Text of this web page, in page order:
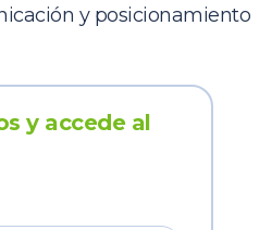
y posicionamiento
y accede al